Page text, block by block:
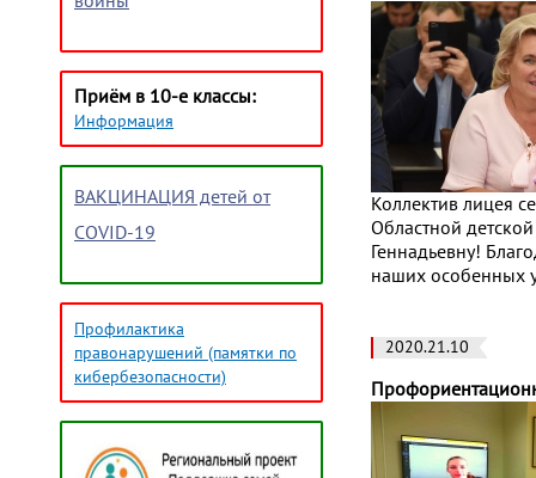
Приём в 10-е классы:
Информация
ВАКЦИНАЦИЯ детей от
COVID-19
Профилактика
правонарушений (памятки по
кибербезопасности)
Коллектив лицея
Областной
Геннадьевну!
наших особенных
2020.21.10